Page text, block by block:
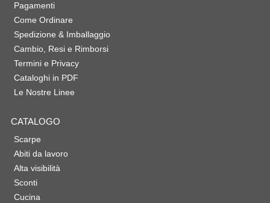
Pagamenti
Come Ordinare
Spedizione & Imballaggio
Cambio, Resi e Rimborsi
Termini e Privacy
Cataloghi in PDF
Le Nostre Linee
CATALOGO
Scarpe
Abiti da lavoro
Alta visibilità
Sconti
Cucina